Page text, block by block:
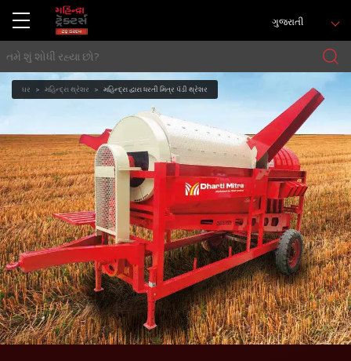
ગુજરાતી
ઘર મહિન્દ્રા થ્રેશર મહિન્દ્રા દ્વારા ધરતી મિત્ર પૅડી થ્રેશર